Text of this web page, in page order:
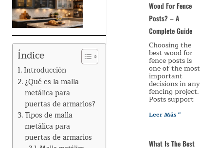
Índice
Introducción
¿Qué es la malla
metálica para
puertas de armarios?
Tipos de malla
metálica para
puertas de armarios
Wood For Fence
Posts? – A
Complete Guide
Choosing the
best wood for
fence posts is
one of the most
important
decisions in any
fencing project.
Posts support
Leer Más "
What Is The Best